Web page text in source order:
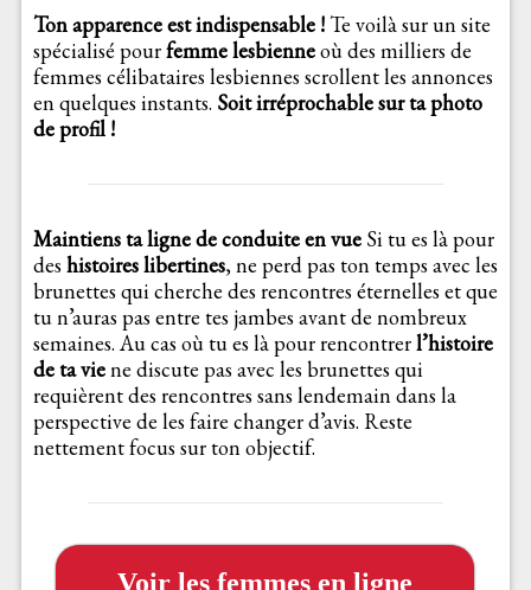
Ton apparence est indispensable !Te voilà sur un site
spécialisé pourfemme lesbienneoù des milliers de
femmes célibataires lesbiennes scrollent les annonces
en quelques instants. Soit irréprochable sur ta photo
de profil !
Maintiens ta ligne de conduite en vueSi tu es là pour
des histoires libertines, ne perd pas ton temps avec les
brunettes qui cherche des rencontres éternelles et que
tu n’auras pas entre tes jambes avant de nombreux
semaines. Au cas où tu es là pour rencontrerl’histoire
de ta viene discute pas avec les brunettes qui
requièrent des rencontres sans lendemain dans la
perspective de les faire changer d’avis. Reste
nettement focus sur ton objectif.
Voir les femmes en ligne